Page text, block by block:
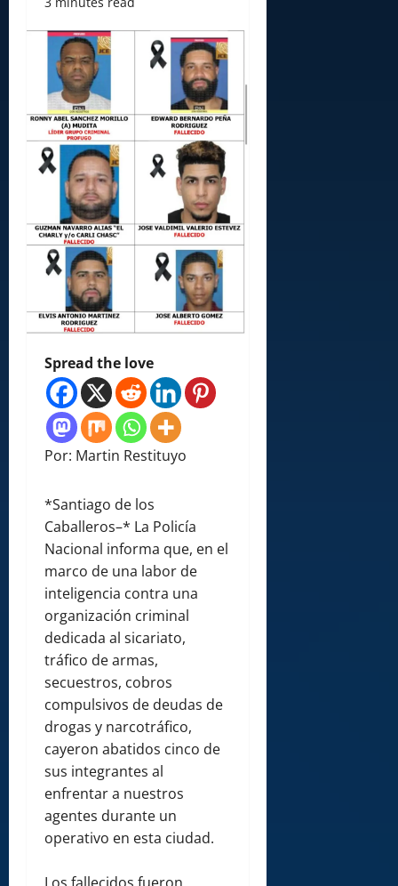
Spread the love
Por: Martin Restituyo
*Santiago de los
Caballeros–* La Policía
Nacional informa que, en el
marco de una labor de
inteligencia contra una
organización criminal
dedicada al sicariato,
tráfico de armas,
secuestros, cobros
compulsivos de deudas de
drogas y narcotráfico,
cayeron abatidos cinco de
sus integrantes al
enfrentar a nuestros
agentes durante un
operativo en esta ciudad.